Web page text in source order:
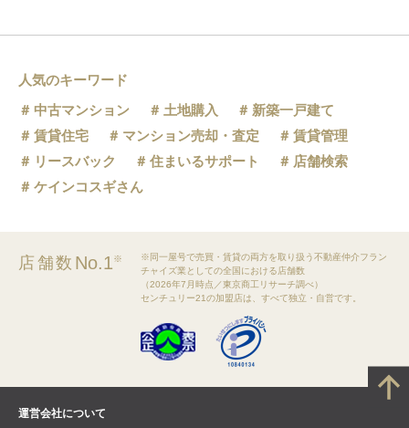
人気のキーワード
中古マンション
土地購入
新築一戸建て
賃貸住宅
マンション売却・査定
賃貸管理
リースバック
住まいるサポート
店舗検索
ケインコスギさん
店舗数 No.1※
※同一屋号で売買・賃貸の両方を取り扱う不動産仲介フラン
チャイズ業としての全国における店舗数
（2026年7月時点／東京商工リサーチ調べ）
センチュリー21の加盟店は、すべて独立・自営です。
運営会社について